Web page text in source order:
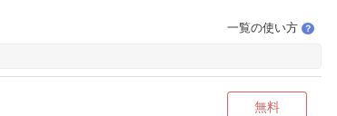
一覧の使い方 ？
無料